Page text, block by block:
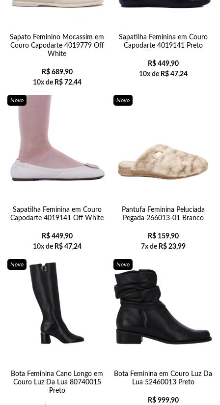
Sapato Feminino Mocassim em
Couro Capodarte 4019779 Off
White
R$689,90
10x de R$72,44
Sapatilha Feminina em Couro
Capodarte 4019141 Preto
R$449,90
10x de R$47,24
Novo
Sapatilha Feminina em Couro
Capodarte 4019141 Off White
R$449,90
10x de R$47,24
Novo
Pantufa Feminina Peluciada
Pegada 266013-01 Branco
R$159,90
7x de R$23,99
Novo
Bota Feminina Cano Longo em
Couro Luz Da Lua 80740015
Preto
Novo
Bota Feminina em Couro Luz Da
Lua 52460013 Preto
R$999,90